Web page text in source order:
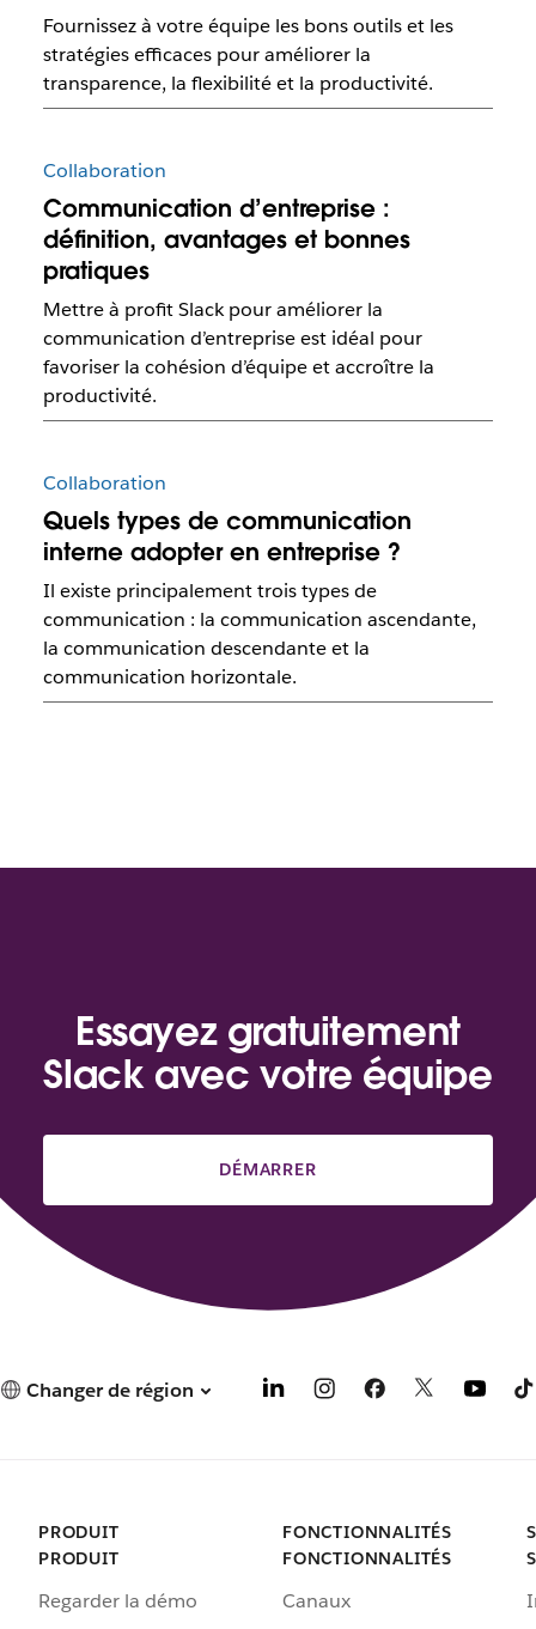
Fournissez à votre équipe les bons outils et les
stratégies efficaces pour améliorer la
transparence, la flexibilité et la productivité.
Collaboration
Communication d’entreprise :
définition, avantages et bonnes
pratiques
Mettre à profit Slack pour améliorer la
communication d’entreprise est idéal pour
favoriser la cohésion d’équipe et accroître la
productivité.
Collaboration
Quels types de communication
interne adopter en entreprise ?
Il existe principalement trois types de
communication : la communication ascendante,
la communication descendante et la
communication horizontale.
Essayez gratuitement
Slack avec votre équipe
DÉMARRER
Changer de région
PRODUIT
PRODUIT
Regarder la démo
FONCTIONNALITÉS
FONCTIONNALITÉS
Canaux